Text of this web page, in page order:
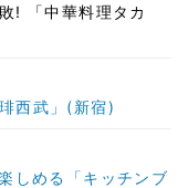
! 「中華料理タカ
西武」(新宿)
しめる「キッチンブ